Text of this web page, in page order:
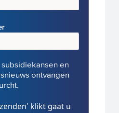
en
ontvangen
klikt gaat u